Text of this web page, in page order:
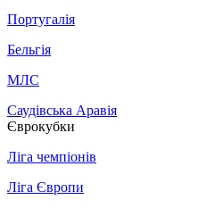
Португалія
Бельгія
МЛС
Саудівська Аравія
Єврокубки
Ліга чемпіонів
Ліга Європи